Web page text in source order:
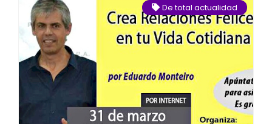
De total actualidad